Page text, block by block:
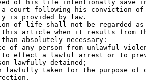
of his life intentionally save
a court following his conviction
is provided by law.
of life shall not be regarded
this article when it results from
absolutely necessary:
of any person from unlawful
effect a lawful arrest or to
lawfully detained;
lawfully taken for the purpose of